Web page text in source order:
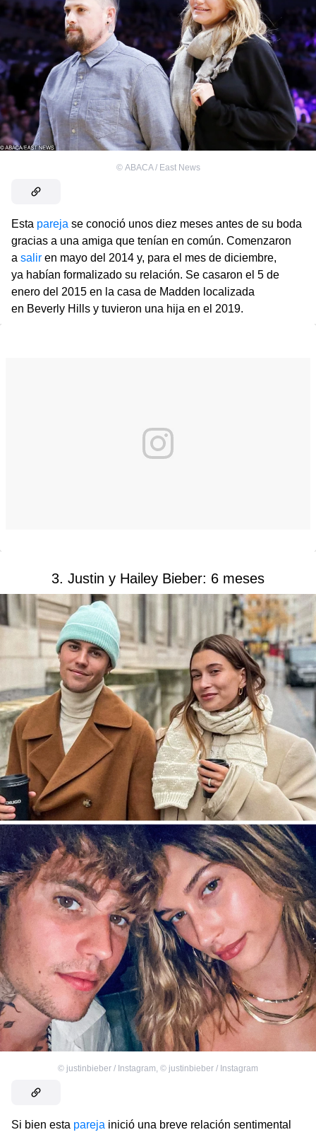
© ABACA / East News
Esta pareja se conoció unos diez meses antes de su boda
gracias a una amiga que tenían en común. Comenzaron
a salir en mayo del 2014 y, para el mes de diciembre,
ya habían formalizado su relación. Se casaron el 5 de
enero del 2015 en la casa de Madden localizada
en Beverly Hills y tuvieron una hija en el 2019.
3. Justin y Hailey Bieber: 6 meses
© justinbieber / Instagram, © justinbieber / Instagram
Si bien esta pareja inició una breve relación sentimental